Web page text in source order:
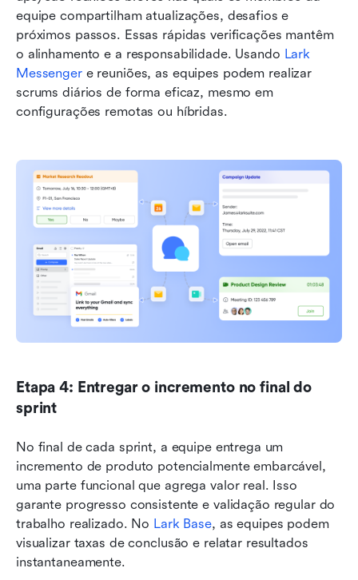
equipe compartilham atualizações, desafios e
próximos passos. Essas rápidas verificações mantêm
o alinhamento e a responsabilidade. Usando Lark
Messenger e reuniões, as equipes podem realizar
scrums diários de forma eficaz, mesmo em
configurações remotas ou híbridas.
Etapa 4: Entregar o incremento no final do
sprint
No final de cada sprint, a equipe entrega um
incremento de produto potencialmente embarcável,
uma parte funcional que agrega valor real. Isso
garante progresso consistente e validação regular do
trabalho realizado. No Lark Base, as equipes podem
visualizar taxas de conclusão e relatar resultados
instantaneamente.